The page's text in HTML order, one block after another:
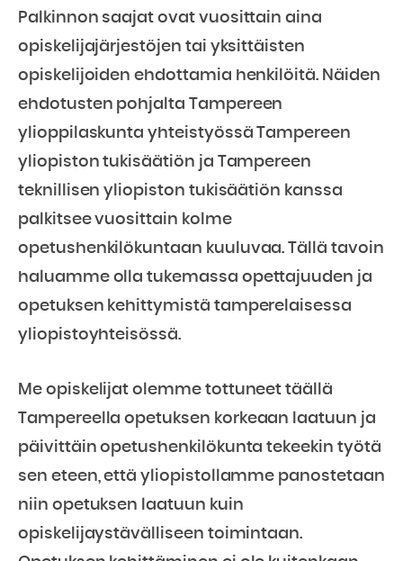
Palkinnon saajat ovat vuosittain aina
opiskelijajärjestöjen tai yksittäisten
opiskelijoiden ehdottamia henkilöitä. Näiden
ehdotusten pohjalta Tampereen
ylioppilaskunta yhteistyössä Tampereen
yliopiston tukisäätiön ja Tampereen
teknillisen yliopiston tukisäätiön kanssa
palkitsee vuosittain kolme
opetushenkilökuntaan kuuluvaa. Tällä tavoin
haluamme olla tukemassa opettajuuden ja
opetuksen kehittymistä tamperelaisessa
yliopistoyhteisössä.
Me opiskelijat olemme tottuneet täällä
Tampereella opetuksen korkeaan laatuun ja
päivittäin opetushenkilökunta tekeekin työtä
sen eteen, että yliopistollamme panostetaan
niin opetuksen laatuun kuin
opiskelijaystävälliseen toimintaan.